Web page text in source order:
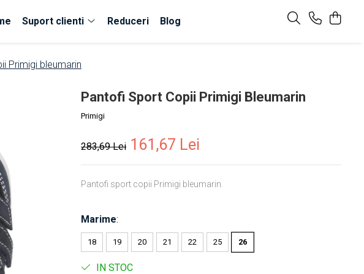
Suport clienti Reduceri Blog
Primigi bleumarin
Pantofi Sport Copii Primigi Bleumarin
Primigi
283,69 Lei 161,67 Lei
Pantofi sport copii Primigi bleumarin.
Marime:
18 19 20 21 22 25 26
IN STOC